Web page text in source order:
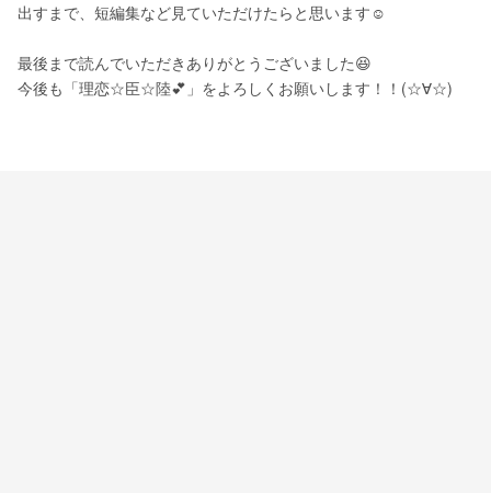
出すまで、短編集など見ていただけたらと思います☺️
最後まで読んでいただきありがとうございました😆
今後も「理恋☆臣☆陸💕」をよろしくお願いします！！(☆∀☆)